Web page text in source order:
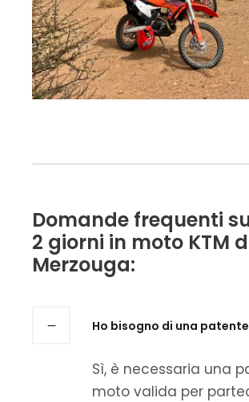
Domande frequenti
2 giorni in moto KTM
Merzouga:
Ho bisogno di una
Sì, è necessaria una
moto valida per